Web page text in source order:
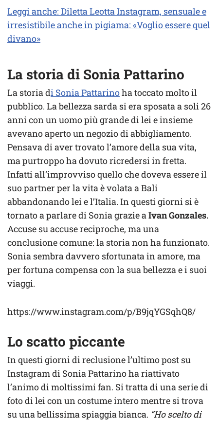
Leggi anche: Diletta Leotta Instagram, sensuale e
irresistibile anche in pigiama: «Voglio essere quel
divano»
La storia di Sonia Pattarino
La storia di Sonia Pattarinoha toccato molto il
pubblico. La bellezza sarda si era sposata a soli 26
anni con un uomo più grande di lei e insieme
avevano aperto un negozio di abbigliamento.
Pensava di aver trovato l’amore della sua vita,
ma purtroppo ha dovuto ricredersi in fretta.
Infatti all’improvviso quello che doveva essere il
suo partner per la vita è volata a Bali
abbandonando lei e l’Italia. In questi giorni si è
tornato a parlare di Sonia grazie aIvan Gonzales.
Accuse su accuse reciproche, ma una
conclusione comune: la storia non ha funzionato.
Sonia sembra davvero sfortunata in amore, ma
per fortuna compensa con la sua bellezza e i suoi
viaggi.
https://www.instagram.com/p/B9jqYGSqhQ8/
Lo scatto piccante
In questi giorni di reclusione l’ultimo post su
Instagram di Sonia Pattarino ha riattivato
l’animo di moltissimi fan. Si tratta di una serie di
foto di lei con un costume intero mentre si trova
su una bellissima spiaggia bianca. “Ho scelto di